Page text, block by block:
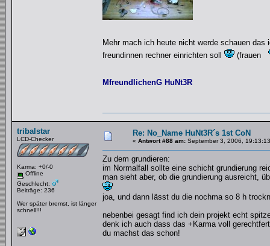
Mehr mach ich heute nicht werde schauen
freundinnen rechner einrichten soll
(frauen
MfreundlichenG HuNt3R
tribalstar
LCD-Checker
Karma: +0/-0
Offline
Geschlecht:
Beiträge: 236
Wer später bremst, ist länger
schnell!!!
Re: No_Name HuNt3R´s 1st CoN
« Antwort #88 am: September 3, 2006,
Zu dem grundieren:
im Normalfall sollte eine schicht grundierung
man sieht aber, ob die grundierung ausreicht,
joa, und dann lässt du die nochma so 8 h
nebenbei gesagt find ich dein projekt echt
denk ich auch dass das +Karma voll
du machst das schon!